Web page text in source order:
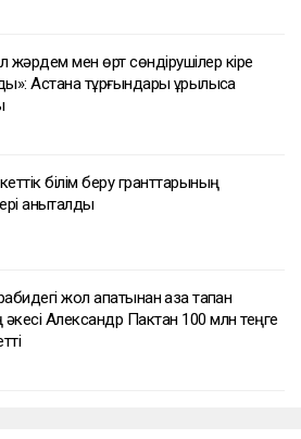
жәрдем мен өрт сөндірушілер кіре
Астана тұрғындары құрылысқа
білім беру гранттарының
анықталды
жол апатынан қаза тапқан
әкесі Александр Пактан 100 млн теңге